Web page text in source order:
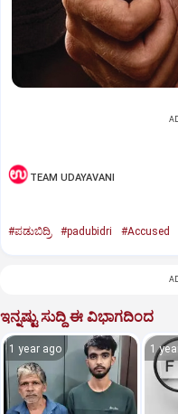
TEAM UDAYAVANI
#ಪಡುಬಿದ್ರಿ #padubidri #Accused
ಇನ್ನಷ್ಟು ಸುದ್ದಿ ಈ ವಿಭಾಗದಿಂದ
1 year ago 1